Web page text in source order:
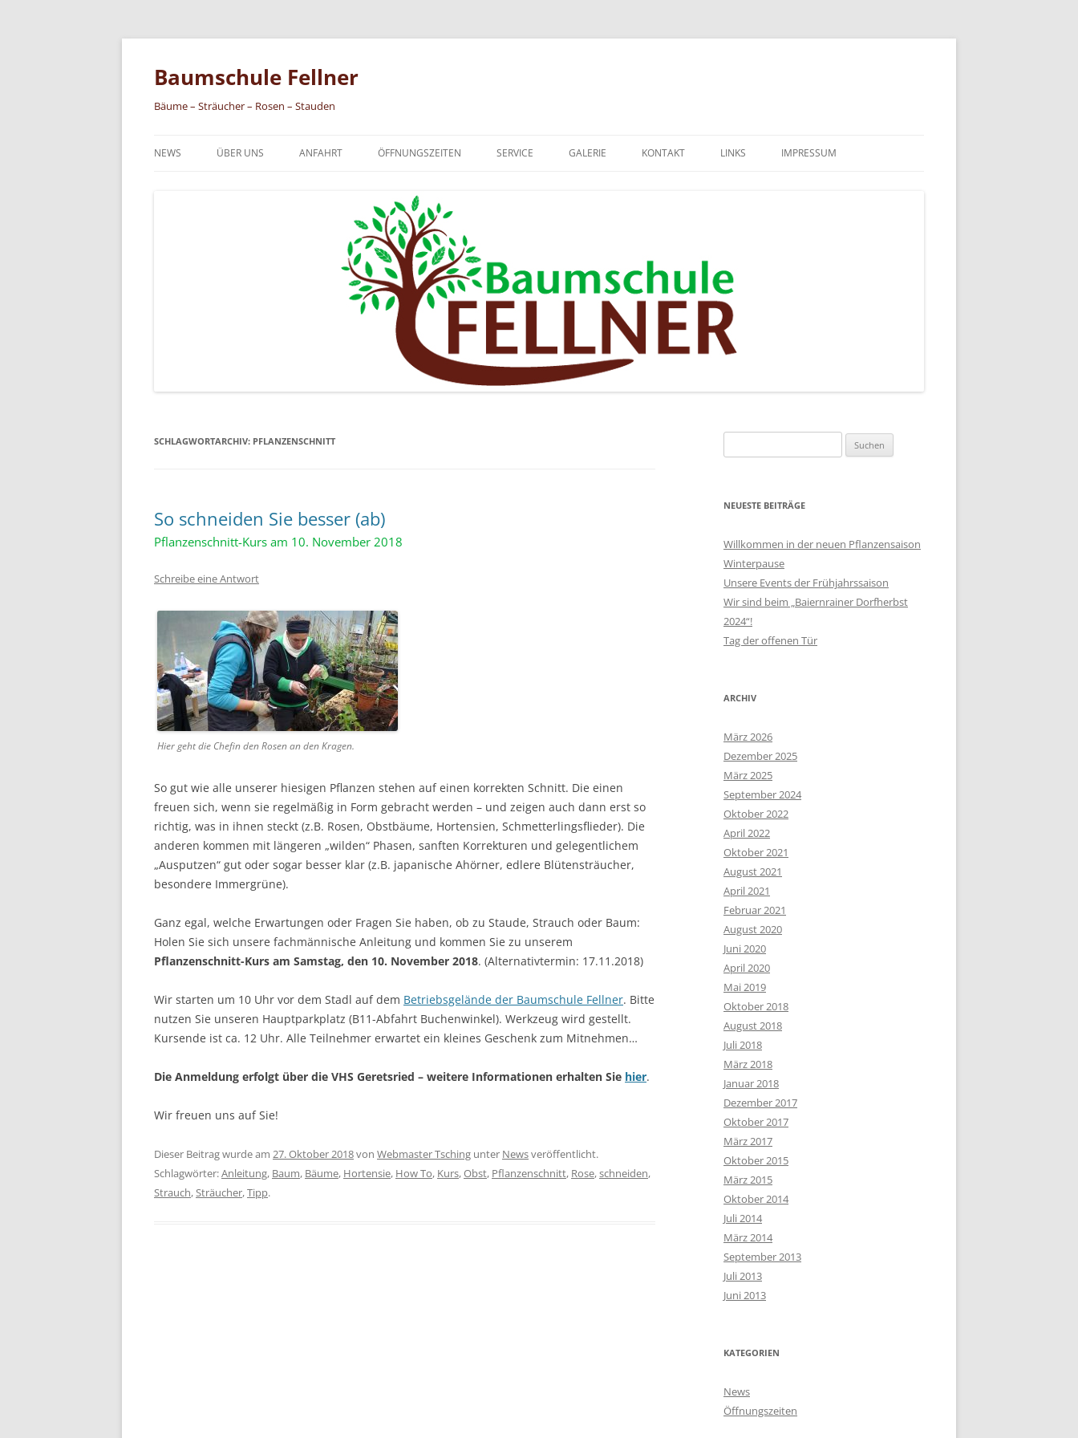
Zum
Baumschule Fellner
Bäume – Sträucher – Rosen – Stauden
NEWS ÜBER UNS ANFAHRT ÖFFNUNGSZEITEN SERVICE GALERIE KONTAKT LINKS IMPRESSUM
SCHLAGWORTARCHIV: PFLANZENSCHNITT
So schneiden Sie besser (ab)
Pflanzenschnitt-Kurs am 10. November 2018
Schreibe eine Antwort
Hier geht die Chefin den Rosen an den Kragen.
So gut wie alle unserer hiesigen Pflanzen stehen auf einen korrekten Schnitt. Die einen
freuen sich, wenn sie regelmäßig in Form gebracht werden – und zeigen auch dann erst so
richtig, was in ihnen steckt (z.B. Rosen, Obstbäume, Hortensien, Schmetterlingsflieder). Die
anderen kommen mit längeren „wilden“ Phasen, sanften Korrekturen und gelegentlichem
„Ausputzen“ gut oder sogar besser klar (z.B. japanische Ahörner, edlere Blütensträucher,
besondere Immergrüne).
Ganz egal, welche Erwartungen oder Fragen Sie haben, ob zu Staude, Strauch oder Baum:
Holen Sie sich unsere fachmännische Anleitung und kommen Sie zu unserem
Pflanzenschnitt-Kurs am Samstag, den 10. November 2018. (Alternativtermin: 17.11.2018)
Wir starten um 10 Uhr vor dem Stadl auf dem Betriebsgelände der Baumschule Fellner. Bitte
nutzen Sie unseren Hauptparkplatz (B11-Abfahrt Buchenwinkel). Werkzeug wird gestellt.
Kursende ist ca. 12 Uhr. Alle Teilnehmer erwartet ein kleines Geschenk zum Mitnehmen…
Die Anmeldung erfolgt über die VHS Geretsried – weitere Informationen erhalten Sie hier.
Wir freuen uns auf Sie!
Dieser Beitrag wurde am 27. Oktober 2018von Webmaster Tsching unter Newsveröffentlicht.
Schlagwörter:Anleitung, Baum, Bäume, Hortensie, How To, Kurs,Obst, Pflanzenschnitt, Rose,schneiden,
Strauch,Sträucher,Tipp.
nach:
NEUESTE BEITRÄGE
Willkommen in der neuen Pflanzensaison
Winterpause
Unsere Events der Frühjahrssaison
Wir sind beim „Baiernrainer Dorfherbst
2024“!
Tag der offenen Tür
ARCHIV
März 2026
Dezember 2025
März 2025
September 2024
Oktober 2022
April 2022
Oktober 2021
August 2021
April 2021
Februar 2021
August 2020
Juni 2020
April 2020
Mai 2019
Oktober 2018
August 2018
Juli 2018
März 2018
Januar 2018
Dezember 2017
Oktober 2017
März 2017
Oktober 2015
März 2015
Oktober 2014
Juli 2014
März 2014
September 2013
Juli 2013
Juni 2013
KATEGORIEN
News
Öffnungszeiten